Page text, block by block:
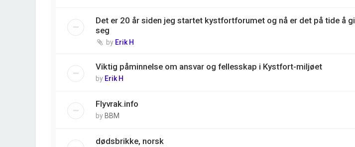
Det er 20 år siden jeg startet kystfortforumet og nå er det på tide å gi
seg
by Erik H
Viktig påminnelse om ansvar og fellesskap i Kystfort-miljøet
by Erik H
Flyvrak.info
by BBM
dødsbrikke, norsk